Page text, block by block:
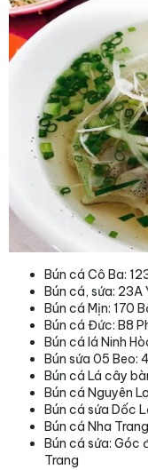
Bún cá Cô Ba:
Bún cá, sứa: 23A
Bún cá Mịn: 170
Bún cá Đức: B8
Bún cá lá Ninh
Bún sứa 05 Beo:
Bún cá Lá cây
Bún cá Nguyên
Bún cá sứa Dốc
Bún cá Nha
Bún cá sứa: Góc
Trang